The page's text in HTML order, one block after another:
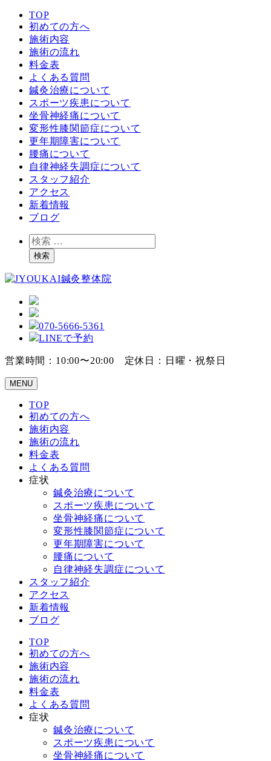
TOP
初めての方へ
施術内容
施術の流れ
料金表
よくある質問
鍼灸治療について
スポーツ疾患について
坐骨神経痛について
変形性膝関節症について
更年期障害について
腰痛について
自律神経失調症について
スタッフ紹介
アクセス
新着情報
ブログ
検
索検索
070-5666-5361
LINEで予約
営業時間：10:00〜20:00 定休日：日曜・祝祭日
MENU
TOP
初めての方へ
施術内容
施術の流れ
料金表
よくある質問
症状
鍼灸治療について
スポーツ疾患について
坐骨神経痛について
変形性膝関節症について
更年期障害について
腰痛について
自律神経失調症について
スタッフ紹介
アクセス
新着情報
ブログ
TOP
初めての方へ
施術内容
施術の流れ
料金表
よくある質問
症状
鍼灸治療について
スポーツ疾患について
坐骨神経痛について